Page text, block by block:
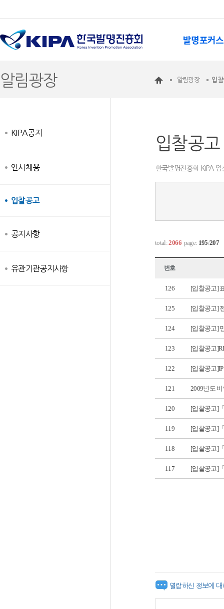
발명포커스
알림광장 알림광장 입
KIPA공지
인사채용
입찰공고
공지사항
유관기관공지사항
입찰공고
한국발명진흥회 KIPA
total:2066page: 195/207
번호
126 [입찰공고]
125 [입찰공고]
124 [입찰공고]
123 [입찰공고
122 [입찰공고
121 2009년도
120 [입찰공고]
119 [입찰공고]
118 [입찰공고]
117 [입찰공고]
열람하신 정보에